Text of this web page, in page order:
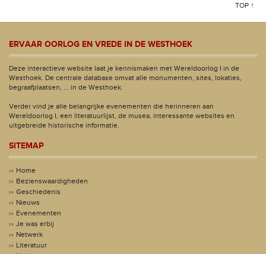
TOP ↑
ERVAAR OORLOG EN VREDE IN DE WESTHOEK
Deze interactieve website laat je kennismaken met Wereldoorlog I in de
Westhoek. De centrale database omvat alle monumenten, sites, lokaties,
begraafplaatsen, ... in de Westhoek.
Verder vind je alle belangrijke evenementen die herinneren aan
Wereldoorlog I, een literatuurlijst, de musea, interessante websites en
uitgebreide historische informatie.
SITEMAP
Home
Bezienswaardigheden
Geschiedenis
Nieuws
Evenementen
Je was erbij
Netwerk
Literatuur